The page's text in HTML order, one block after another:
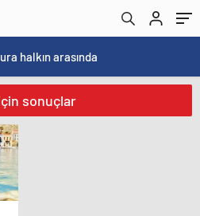
halkın arasında
sonuçlar